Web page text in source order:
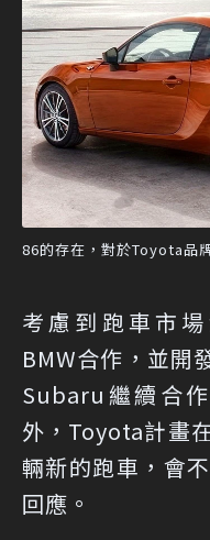
86的存在，對於Toyota品
考慮到跑車市
BMW合作，並開
Subaru繼續合
外，Toyota計畫
輛新的跑車，會
回應。